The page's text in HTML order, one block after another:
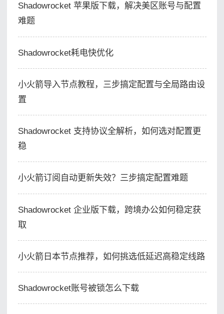
Shadowrocket 苹果版下载，解决美区账号与配置
难题
Shadowrocket耗电快优化
小火箭导入节点教程，三步搞定配置与全局路由设
置
Shadowrocket 支持协议全解析，如何选对配置更
稳
小火箭订阅自动更新失效？三步搞定配置难题
Shadowrocket 企业版下载，跨境办公如何稳定获
取
小火箭日本节点推荐，如何挑选低延迟高稳定线路
Shadowrocket账号被锁怎么下载